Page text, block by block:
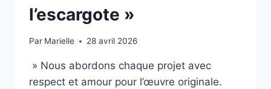
l’escargote »
Par Marielle 28 avril 2026
» Nous abordons chaque projet avec
respect et amour pour l’œuvre originale.